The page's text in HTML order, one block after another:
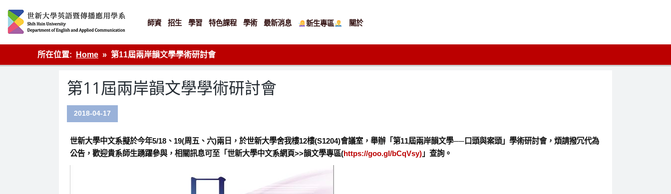
content
英語傳播
師資 招生 學習 特色課程 學術 最新消息 新生專區 關於
所在位置: Home 第11屆兩岸韻文學學術研討會
第11屆兩岸韻文學學術研討會
2018-04-17
世新大學中文系擬於今年5/18、19(周五、六)兩日，於世新大學舍我樓12樓(S1204)會議室，舉辦「第11屆兩岸韻文學──口頭與案頭」學術研討會，煩請撥冗代為
公告，歡迎貴系師生踴躍參與，相關訊息可至「世新大學中文系網頁>>韻文學專區(https://goo.gl/bCqVsy)」查詢。